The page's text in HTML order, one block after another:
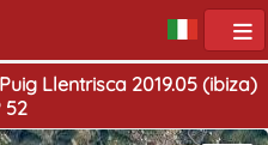
Llentrisca 2019.05 (ibiza)
52